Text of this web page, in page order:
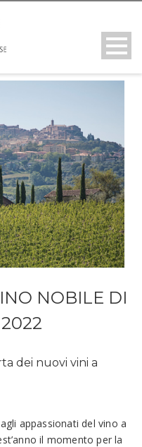
NOBILE DI
dei nuovi vini a
appassionati del vino a
il momento per la